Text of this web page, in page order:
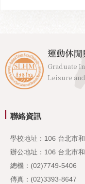
運動休
Graduate
Leisure
聯絡資訊
學校地址：106 台北市
辦公地址：106 台北市
總機：(02)7749-5406
傳真：(02)3393-8647